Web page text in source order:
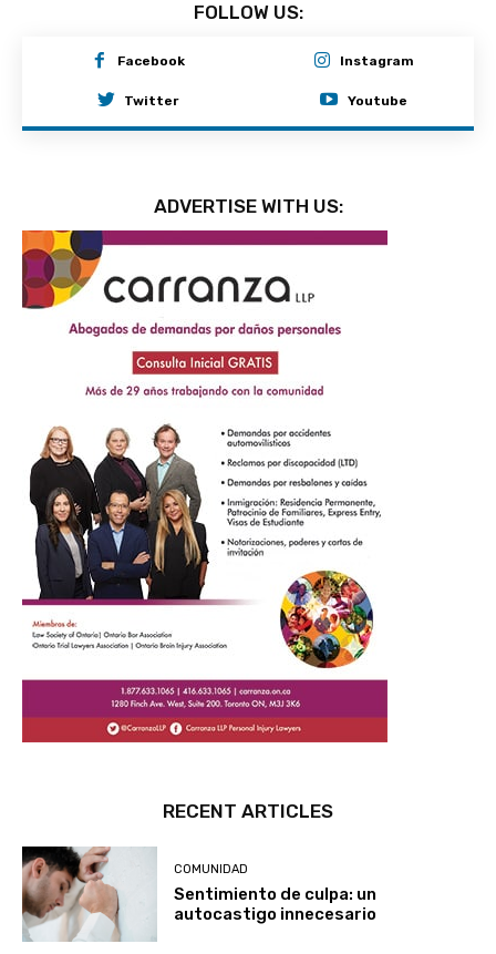
FOLLOW US:
Facebook Instagram
Twitter Youtube
ADVERTISE WITH US:
RECENT ARTICLES
COMUNIDAD
Sentimiento de culpa: un
autocastigo innecesario